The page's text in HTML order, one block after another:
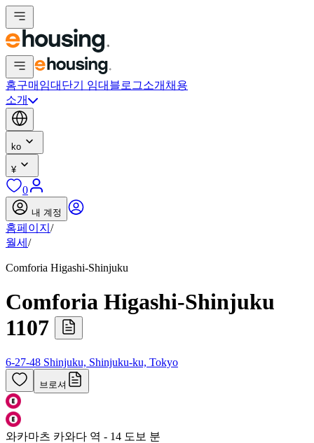
홈구매 임대 단기 임대 블로그소개 채용
소개
ko
¥
0
내 계정
홈페이지 /
월세 /
Comforia Higashi-Shinjuku
Comforia Higashi-Shinjuku
1107
6-27-48 Shinjuku, Shinjuku-ku, Tokyo
브로셔
와카마츠 카와다 역 - 14 도보 분